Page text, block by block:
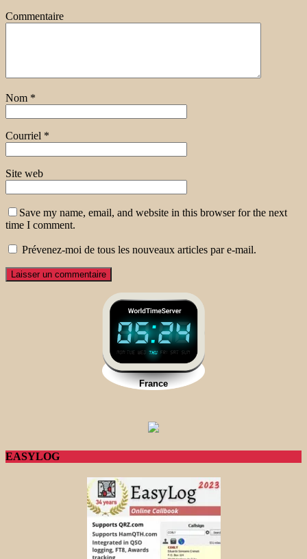
Commentaire
Nom *
Courriel *
Site web
Save my name, email, and website in this browser for the next
time I comment.
Prévenez-moi de tous les nouveaux articles par e-mail.
EASYLOG